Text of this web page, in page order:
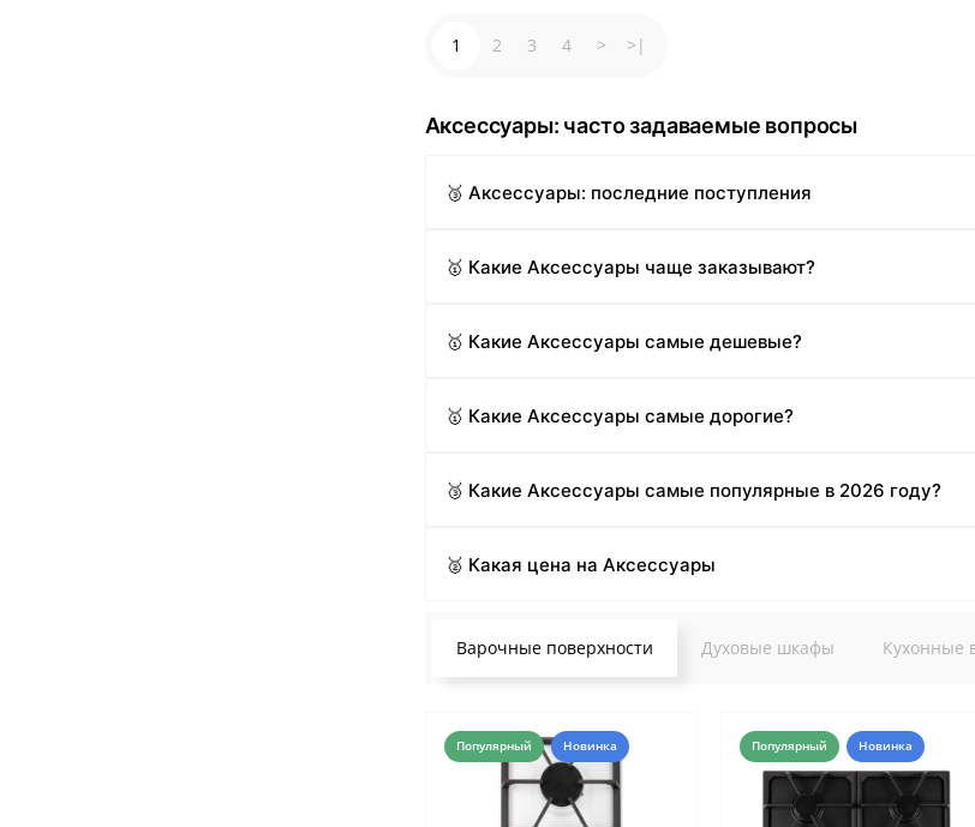
1 2 3 4 > >|
Аксессуары: часто задаваемые вопросы
🥉 Аксессуары: последние поступления
🥇 Какие Аксессуары чаще заказывают?
🥇 Какие Аксессуары самые дешевые?
🥇 Какие Аксессуары самые дорогие?
🥉 Какие Аксессуары самые популярные в 2026 году?
🥈 Какая цена на Аксессуары
Варочные поверхности Духовые шкафы Кухонные
Популярный Новинка Популярный Новинка